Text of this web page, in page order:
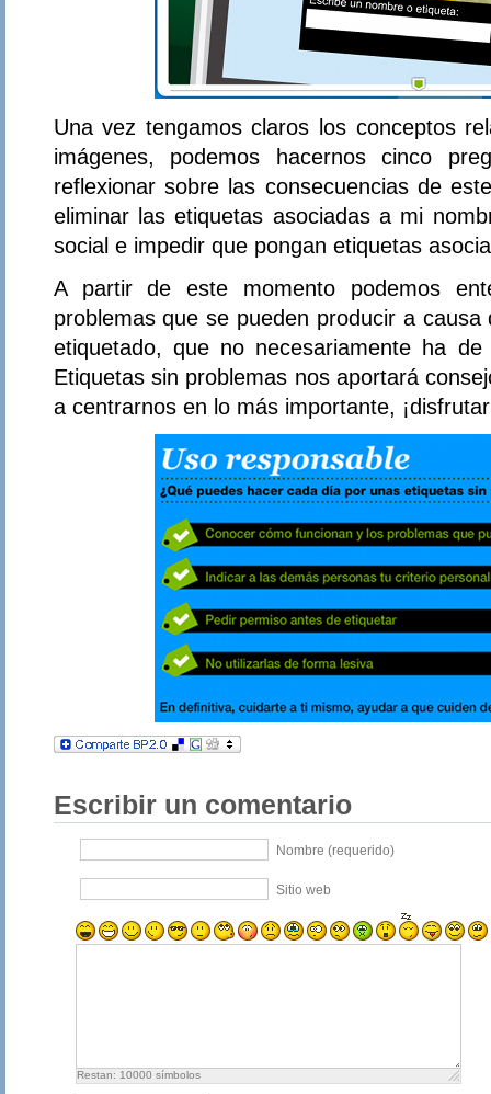
Una vez tengamos claros los conceptos
imágenes, podemos hacernos cinco
reflexionar sobre las consecuencias de
eliminar las etiquetas asociadas a mi
social e impedir que pongan etiquetas
A partir de este momento podemos
problemas que se pueden producir a
etiquetado, que no necesariamente ha
Etiquetas sin problemas nos aportará
a centrarnos en lo más importante,
Escribir un comentario
Nombre (requerido)
Sitio web
Restan: 10000 símbolos